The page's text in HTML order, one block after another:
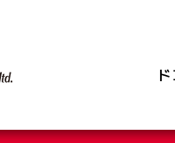
》ドコモショップ川崎
》シャトレーゼ川崎池尻